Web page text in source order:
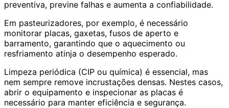
preventiva, previne falhas e aumenta a confiabilidade.
Em pasteurizadores, por exemplo, é necessário
monitorar placas, gaxetas, fusos de aperto e
barramento, garantindo que o aquecimento ou
resfriamento atinja o desempenho esperado.
Limpeza periódica (CIP ou química) é essencial, mas
nem sempre remove incrustações densas. Nestes casos,
abrir o equipamento e inspecionar as placas é
necessário para manter eficiência e segurança.